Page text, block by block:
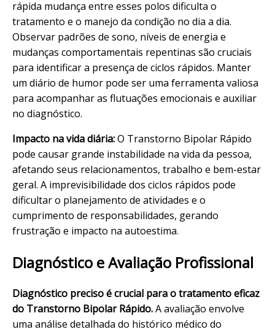
rápida mudança entre esses polos dificulta o
tratamento e o manejo da condição no dia a dia.
Observar padrões de sono, níveis de energia e
mudanças comportamentais repentinas são cruciais
para identificar a presença de ciclos rápidos. Manter
um diário de humor pode ser uma ferramenta valiosa
para acompanhar as flutuações emocionais e auxiliar
no diagnóstico.
Impacto na vida diária:O Transtorno Bipolar Rápido
pode causar grande instabilidade na vida da pessoa,
afetando seus relacionamentos, trabalho e bem-estar
geral. A imprevisibilidade dos ciclos rápidos pode
dificultar o planejamento de atividades e o
cumprimento de responsabilidades, gerando
frustração e impacto na autoestima.
Diagnóstico e Avaliação Profissional
Diagnóstico preciso é crucial para o tratamento eficaz
do Transtorno Bipolar Rápido.A avaliação envolve
uma análise detalhada do histórico médico do